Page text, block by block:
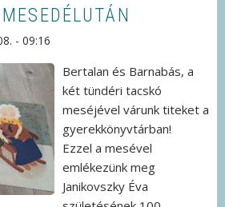
- 09:16
Bertalan és Barnabás, a
két tündéri tacskó
meséjével várunk titeket a
gyerekkönyvtárban!
Ezzel a mesével
emlékezünk meg
Janikovszky Éva